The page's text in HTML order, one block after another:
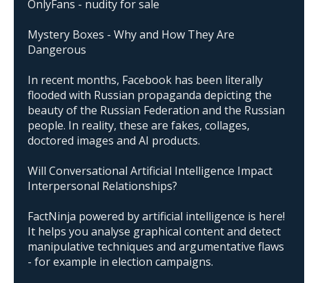
OnlyFans - nudity for sale
Mystery Boxes - Why and How They Are
Dangerous
In recent months, Facebook has been literally
flooded with Russian propaganda depicting the
beauty of the Russian Federation and the Russian
people. In reality, these are fakes, collages,
doctored images and AI products.
Will Conversational Artificial Intelligence Impact
Interpersonal Relationships?
FactNinja powered by artificial intelligence is here!
It helps you analyse graphical content and detect
manipulative techniques and argumentative flaws
- for example in election campaigns.